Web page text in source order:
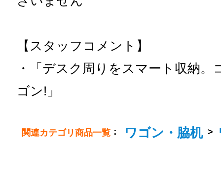
【スタッフコメント】
・「デスク周りをスマート収納。
ゴン!」
関連カテゴリ商品一覧 ： ワゴン・脇机 >